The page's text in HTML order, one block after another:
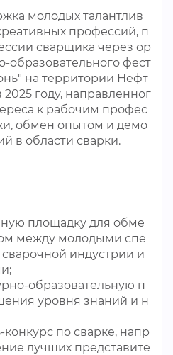
молодых талантлив
профессий, п
сварщика через ор
образовательного фест
на территории Нефт
году, направленног
к рабочим профес
обмен опытом и демо
в области сварки.
площадку для обме
между молодыми спе
индустрии и
образовательную п
уровня знаний и н
по сварке, напр
лучших представите